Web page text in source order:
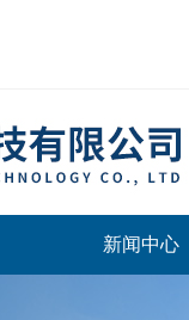
新闻中心